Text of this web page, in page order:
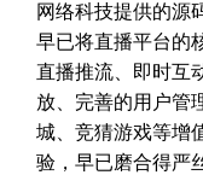
网络科技提供的源
早已将直播平台的
直播推流、即时互
放、完善的用户管
城、竞猜游戏等增
验，早已磨合得严